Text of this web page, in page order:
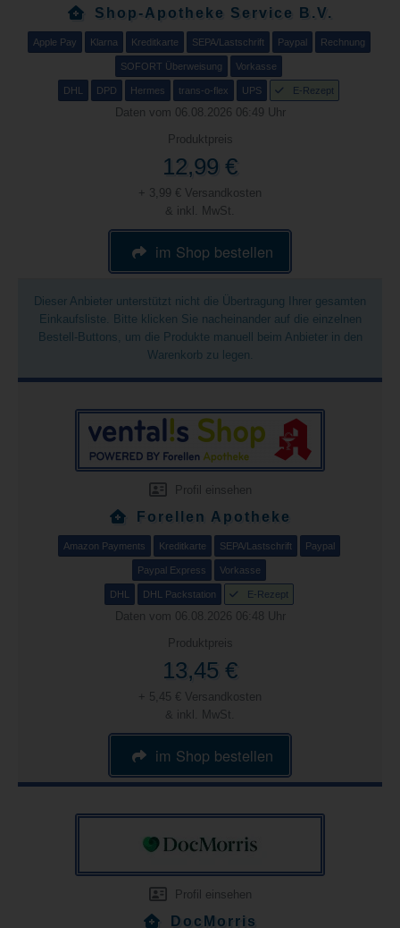
Shop-Apotheke Service B.V.
Apple Pay Klarna Kreditkarte SEPA/Lastschrift Paypal Rechnung
SOFORT Überweisung Vorkasse
DHL DPD Hermes trans-o-flex UPS E-Rezept
Daten vom 06.08.2026 06:49 Uhr
Produktpreis
12,99 €
+ 3,99 € Versandkosten
& inkl. MwSt.
im Shop bestellen
Dieser Anbieter unterstützt nicht die Übertragung Ihrer gesamten
Einkaufsliste. Bitte klicken Sie nacheinander auf die einzelnen
Bestell-Buttons, um die Produkte manuell beim Anbieter in den
Warenkorb zu legen.
Profil einsehen
Forellen Apotheke
Amazon Payments Kreditkarte SEPA/Lastschrift Paypal
Paypal Express Vorkasse
DHL DHL Packstation E-Rezept
Daten vom 06.08.2026 06:48 Uhr
Produktpreis
13,45 €
+ 5,45 € Versandkosten
& inkl. MwSt.
im Shop bestellen
Profil einsehen
DocMorris